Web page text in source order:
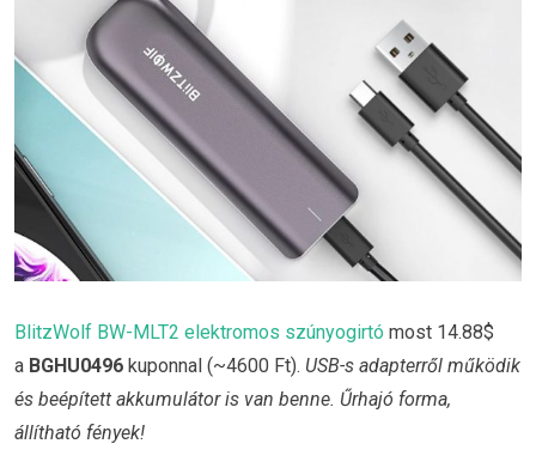
BlitzWolf BW-MLT2 elektromos szúnyogirtó most 14.88$
a BGHU0496 kuponnal (~4600 Ft). USB-s adapterről működik
és beépített akkumulátor is van benne. Űrhajó forma,
állítható fények!